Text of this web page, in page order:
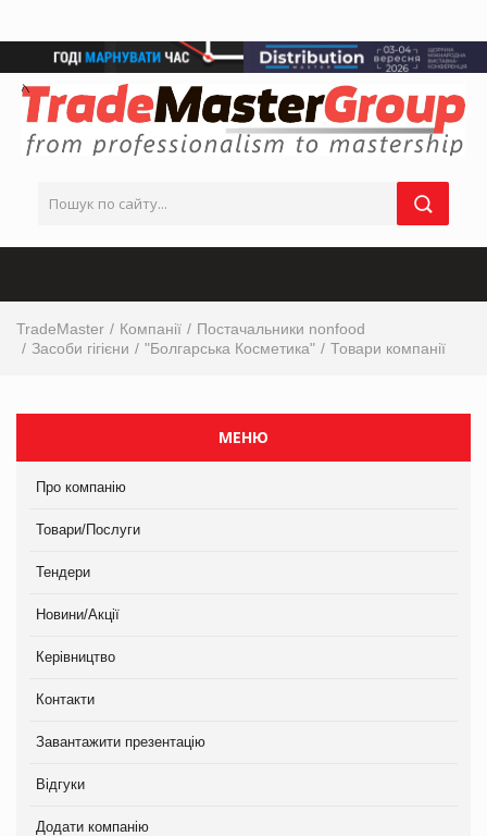
TradeMaster Компанії
Постачальники nonfood
Засоби гігієни
"Болгарська Косметика" Товари компанії
МЕНЮ
Про компанію
Товари/Послуги
Тендери
Новини/Акції
Керівництво
Контакти
Завантажити презентацію
Відгуки
Додати компанію